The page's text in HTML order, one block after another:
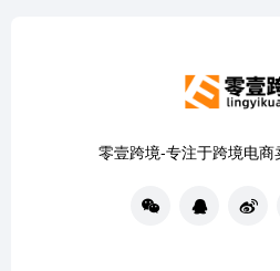
零壹跨境-专注于跨境电商